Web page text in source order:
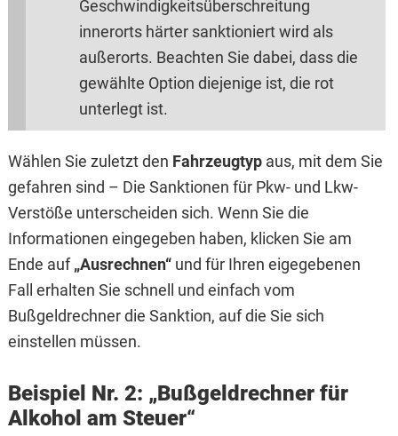
Geschwindigkeitsüberschreitung
innerorts härter sanktioniert wird als
außerorts. Beachten Sie dabei, dass die
gewählte Option diejenige ist, die rot
unterlegt ist.
Wählen Sie zuletzt den Fahrzeugtypaus, mit dem Sie
gefahren sind – Die Sanktionen für Pkw- und Lkw-
Verstöße unterscheiden sich. Wenn Sie die
Informationen eingegeben haben, klicken Sie am
Ende auf„Ausrechnen“und für Ihren eigegebenen
Fall erhalten Sie schnell und einfach vom
Bußgeldrechner die Sanktion, auf die Sie sich
einstellen müssen.
Beispiel Nr. 2: „Bußgeldrechner für
Alkohol am Steuer“